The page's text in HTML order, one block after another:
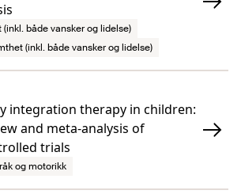
både vansker og lidelse)
(inkl. både vansker og lidelse)
integration therapy in children:
and meta-analysis of
trials
og motorikk